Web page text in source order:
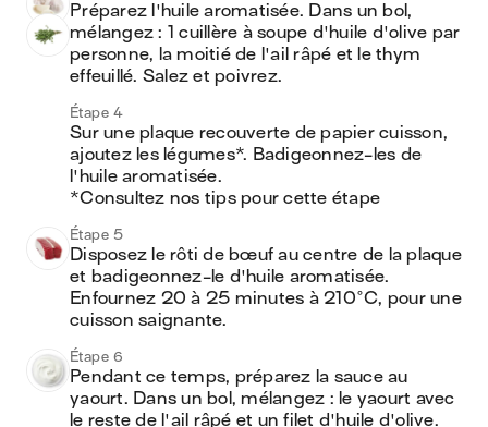
Préparez l'huile aromatisée. Dans un bol,
mélangez : 1 cuillère à soupe d'huile d'olive par
personne, la moitié de l'ail râpé et le thym
effeuillé. Salez et poivrez.
Étape 4
Sur une plaque recouverte de papier cuisson,
ajoutez les légumes*. Badigeonnez-les de
l'huile aromatisée.
*Consultez nos tips pour cette étape
Étape 5
Disposez le rôti de bœuf au centre de la plaque
et badigeonnez-le d'huile aromatisée.
Enfournez 20 à 25 minutes à 210°C, pour une
cuisson saignante.
Étape 6
Pendant ce temps, préparez la sauce au
yaourt. Dans un bol, mélangez : le yaourt avec
le reste de l'ail râpé et un filet d'huile d'olive.